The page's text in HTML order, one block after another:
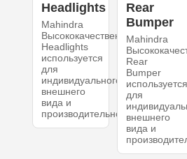
Headlights
Mahindra
Высококачественный
Headlights
используется
для
индивидуального
внешнего
вида и
производительности.
Rear
Bumper
Mahindra
Rear
Bumper
используется
для
внешнего
вида и